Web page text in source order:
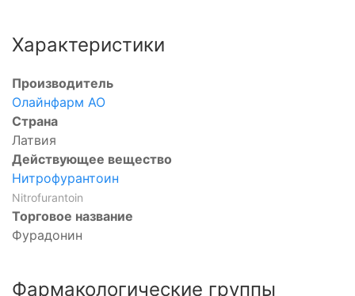
Характеристики
Производитель
Олайнфарм АО
Страна
Латвия
Действующее вещество
Нитрофурантоин
Nitrofurantoin
Торговое название
Фурадонин
Фармакологические группы